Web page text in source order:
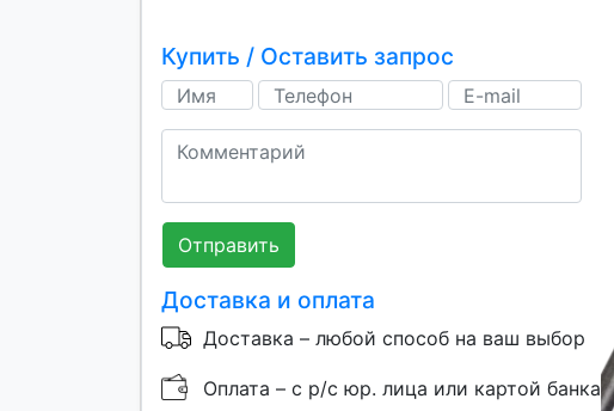
Купить / Оставить запрос
Отправить
Доставка и оплата
Доставка – любой способ на ваш выбор
Оплата – с р/с юр. лица или картой банка